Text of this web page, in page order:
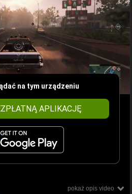
na tym urządzeniu
APLIKACJĘ
pokaż opis video